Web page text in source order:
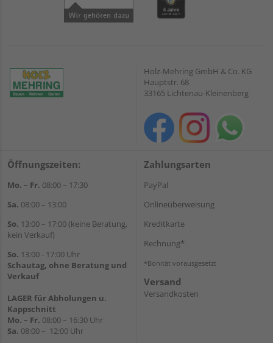
Holz-Mehring GmbH & Co. KG
Hauptstr. 68
33165 Lichtenau-Kleinenberg
Öffnungszeiten:
Mo. – Fr. 08:00 – 17:30
Sa. 08:00 – 13:00
So. 13:00 – 17:00 (keine Beratung,
kein Verkauf)
So. 13:00 - 17:00 Uhr
Schautag, ohne Beratung und
Verkauf
LAGER für Abholungen u.
Kappschnitt
Mo. – Fr. 08:00 – 16:30 Uhr
Sa. 08:00 – 12:00 Uhr
Zahlungsarten
PayPal
Onlineüberweisung
Kreditkarte
Rechnung*
*Bonität vorausgesetzt
Versand
Versandkosten